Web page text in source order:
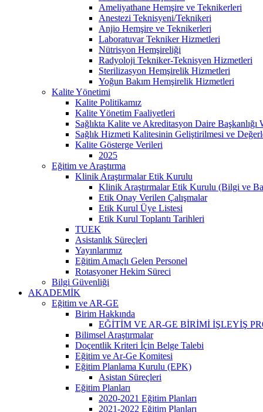
Ameliyathane Hemşire ve Teknikerleri
Anestezi Teknisyeni/Teknikeri
Anjio Hemşire ve Teknikerleri
Laboratuvar Tekniker Hizmetleri
Nütrisyon Hemşireliği
Radyoloji Tekniker-Teknisyen Hizmetleri
Sterilizasyon Hemşirelik Hizmetleri
Yoğun Bakım Hemşirelik Hizmetleri
Kalite Yönetimi
Kalite Politikamız
Kalite Yönetim Faaliyetleri
Sağlıkta Kalite ve Akreditasyon Daire Başkanlığı
Sağlık Hizmeti Kalitesinin Geliştirilmesi ve
Kalite Gösterge Verileri
2025
Eğitim ve Araştırma
Klinik Araştırmalar Etik Kurulu
Klinik Araştırmalar Etik Kurulu (Bilgi ve
Etik Onay Verilen Çalışmalar
Etik Kurul Üye Listesi
Etik Kurul Toplantı Tarihleri
TUEK
Asistanlık Süreçleri
Yayınlarımız
Eğitim Amaçlı Gelen Personel
Rotasyoner Hekim Süreci
Bilgi Güvenliği
AKADEMİK
Eğitim ve AR-GE
Birim Hakkında
EĞİTİM VE AR-GE BİRİMİ İŞLEYİŞ
Bilimsel Araştırmalar
Doçentlik Kriteri İçin Belge Talebi
Eğitim ve Ar-Ge Komitesi
Eğitim Planlama Kurulu (EPK)
Asistan Süreçleri
Eğitim Planları
2020-2021 Eğitim Planları
2021-2022 Eğitim Planları